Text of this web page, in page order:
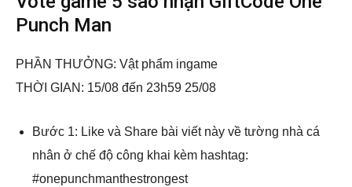
Punch Man
PHẦN THƯỞNG: Vật phẩm ingame
THỜI GIAN: 15/08 đến 23h59 25/08
Bước 1: Like và Share bài viết này về tường nhà cá
nhân ở chế độ công khai kèm hashtag:
#onepunchmanthestrongest